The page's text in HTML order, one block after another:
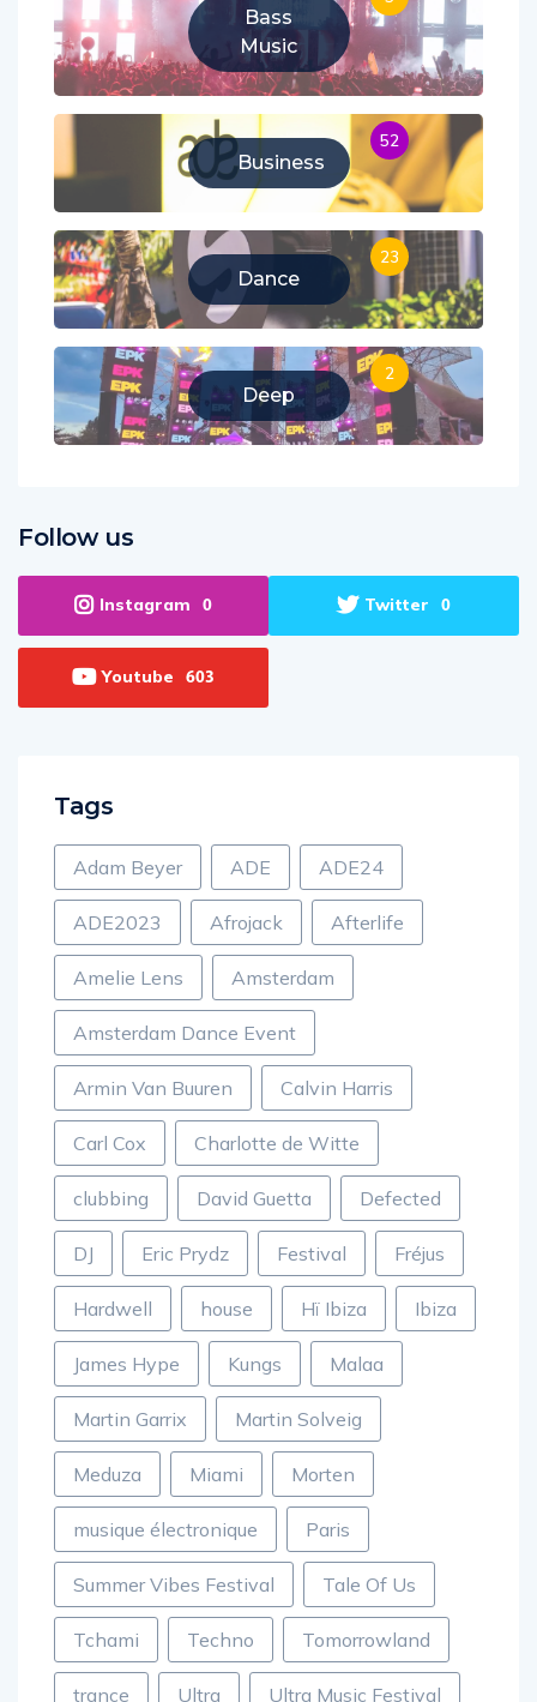
Bass
Music
5
Business
52
Dance
23
Deep
2
0 0
603
Adam Beyer ADE ADE24
ADE2023 Afrojack Afterlife
Amelie Lens Amsterdam
Amsterdam Dance Event
Armin Van Buuren Calvin Harris
Carl Cox Charlotte de Witte
clubbing David Guetta Defected
DJ Eric Prydz Festival Fréjus
Hardwell house Hï Ibiza Ibiza
James Hype Kungs Malaa
Martin Garrix Martin Solveig
Meduza Miami Morten
musique électronique Paris
Summer Vibes Festival Tale Of Us
Tchami Techno Tomorrowland